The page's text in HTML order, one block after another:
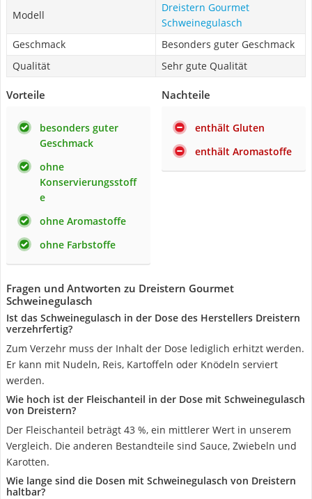
Modell
Dreistern Gourmet
Schweinegulasch
Geschmack
Besonders guter Geschmack
Qualität
Sehr gute Qualität
Vorteile
besonders guter
Geschmack
ohne
Konservierungsstoff
e
ohne Aromastoffe
ohne Farbstoffe
Nachteile
enthält Gluten
enthält Aromastoffe
Fragen und Antworten zu Dreistern Gourmet
Schweinegulasch
Ist das Schweinegulasch in der Dose des Herstellers Dreistern
verzehrfertig?
Zum Verzehr muss der Inhalt der Dose lediglich erhitzt werden.
Er kann mit Nudeln, Reis, Kartoffeln oder Knödeln serviert
werden.
Wie hoch ist der Fleischanteil in der Dose mit Schweinegulasch
von Dreistern?
Der Fleischanteil beträgt 43 %, ein mittlerer Wert in unserem
Vergleich. Die anderen Bestandteile sind Sauce, Zwiebeln und
Karotten.
Wie lange sind die Dosen mit Schweinegulasch von Dreistern
haltbar?